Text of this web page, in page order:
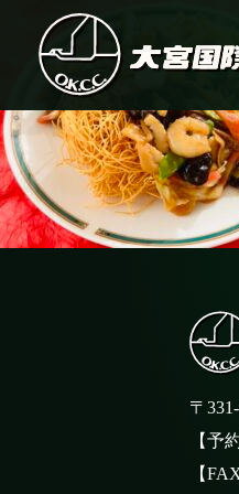
〒
【予
【